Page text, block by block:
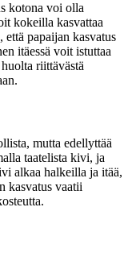
kotona voi olla
kokeilla kasvattaa
että papaijan kasvatus
itäessä voit istuttaa
riittävästä
mutta edellyttää
taatelista kivi, ja
alkaa halkeilla ja itää,
kasvatus vaatii